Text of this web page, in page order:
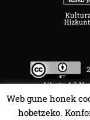
Aitortu 4.0
Web gune honek
hobetzeko.